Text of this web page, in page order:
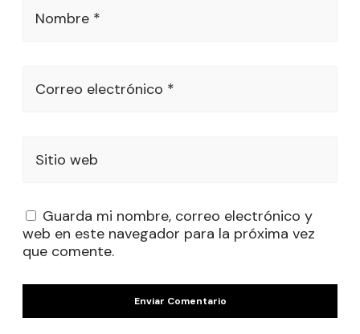
Nombre *
Correo electrónico *
Sitio web
Guarda mi nombre, correo electrónico y
web en este navegador para la próxima vez
que comente.